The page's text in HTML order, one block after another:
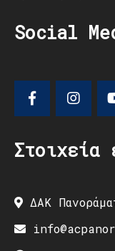
Social
Στοιχεία
ΔΑΚ